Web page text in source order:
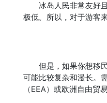
冰岛人民非常友好且
极低。所以，对于游客
但是，如果你想移民
可能比较复杂和漫长。
（EEA）或欧洲自由